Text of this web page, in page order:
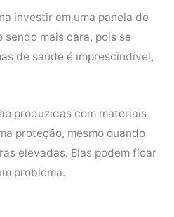
investir em uma panela de
sendo mais cara, pois se
de saúde é imprescindível,
produzidas com materiais
proteção, mesmo quando
elevadas. Elas podem ficar
problema.